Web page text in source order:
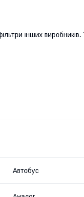
інших виробників.
Автобус